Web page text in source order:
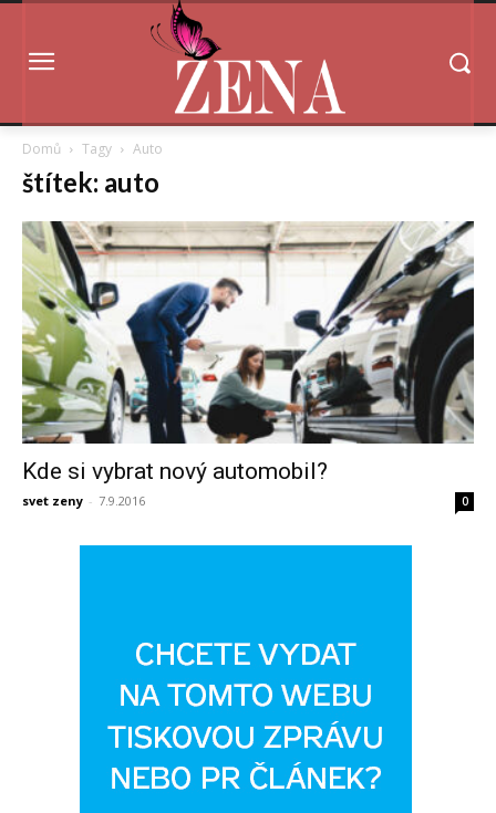
Domů Tagy Auto
štítek: auto
Kde si vybrat nový automobil?
svet zeny - 7.9.2016 0